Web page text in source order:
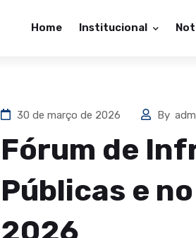
Home Institucional
30 de março de 2026 By
Fórum de
Públicas e